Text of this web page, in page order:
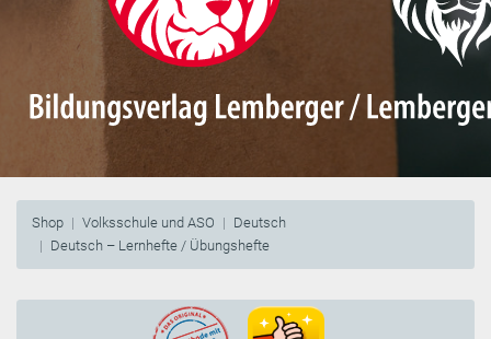
Shop Volksschule und ASO
Deutsch
Deutsch – Lernhefte / Übungshefte